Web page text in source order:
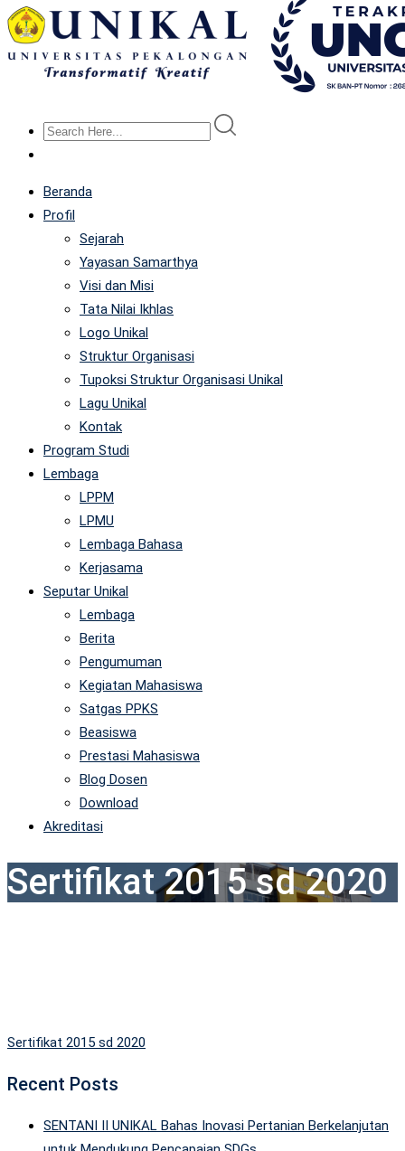
Beranda
Profil
Sejarah
Yayasan Samarthya
Visi dan Misi
Tata Nilai Ikhlas
Logo Unikal
Struktur Organisasi
Tupoksi Struktur Organisasi Unikal
Lagu Unikal
Kontak
Program Studi
Lembaga
LPPM
LPMU
Lembaga Bahasa
Kerjasama
Seputar Unikal
Lembaga
Berita
Pengumuman
Kegiatan Mahasiswa
Satgas PPKS
Beasiswa
Prestasi Mahasiswa
Blog Dosen
Download
Akreditasi
Sertifikat 2015 sd 2020
Sertifikat 2015 sd 2020
Recent Posts
SENTANI II UNIKAL Bahas Inovasi Pertanian Berkelanjutan